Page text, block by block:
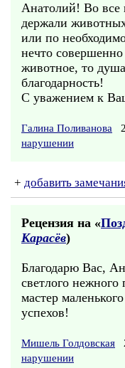
Анатолий! Во все
держали
или по
нечто совершенно
животное, то
благодарность!
С уважением к
Галина Поливанова
нарушении
+ добавить
Рецензия на «
Карасёв)
Благодарю Вас,
светлого
мастер
успехов!
Мишель Голдовская
нарушении